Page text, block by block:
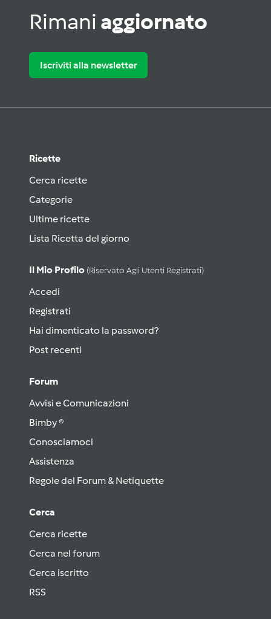
Rimani aggiornato
Iscriviti alla newsletter
Ricette
Cerca ricette
Categorie
Ultime ricette
Lista Ricetta del giorno
Il Mio Profilo (riservato Agli Utenti Registrati)
Accedi
Registrati
Hai dimenticato la password?
Post recenti
Forum
Avvisi e Comunicazioni
Bimby ®
Conosciamoci
Assistenza
Regole del Forum & Netiquette
Cerca
Cerca ricette
Cerca nel forum
Cerca iscritto
RSS